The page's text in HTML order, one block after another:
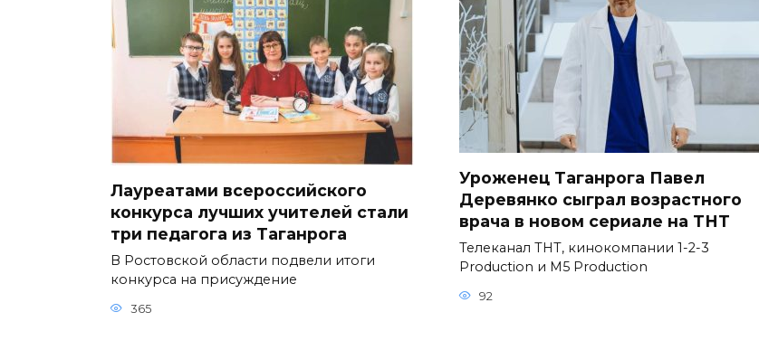
Лауреатами всероссийского
конкурса лучших учителей стали
три педагога из Таганрога
В Ростовской области подвели итоги
конкурса на присуждение
365
Уроженец Таганрога Павел
Деревянко сыграл возрастного
врача в новом сериале на ТНТ
Телеканал ТНТ, кинокомпании 1-2-3
Production и M5 Production
92